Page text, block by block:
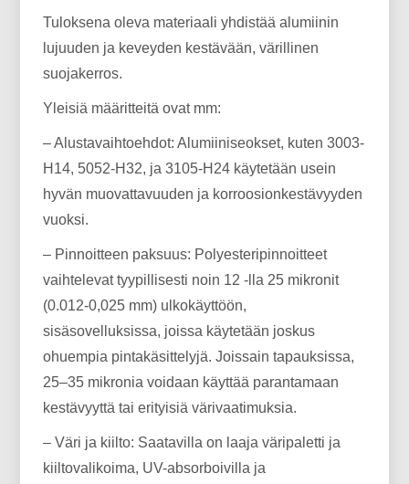
Tuloksena oleva materiaali yhdistää alumiinin
lujuuden ja keveyden kestävään, värillinen
suojakerros.
Yleisiä määritteitä ovat mm:
– Alustavaihtoehdot: Alumiiniseokset, kuten 3003-
H14, 5052-H32, ja 3105-H24 käytetään usein
hyvän muovattavuuden ja korroosionkestävyyden
vuoksi.
– Pinnoitteen paksuus: Polyesteripinnoitteet
vaihtelevat tyypillisesti noin 12 -lla 25 mikronit
(0.012-0,025 mm) ulkokäyttöön,
sisäsovelluksissa, joissa käytetään joskus
ohuempia pintakäsittelyjä. Joissain tapauksissa,
25–35 mikronia voidaan käyttää parantamaan
kestävyyttä tai erityisiä värivaatimuksia.
– Väri ja kiilto: Saatavilla on laaja väripaletti ja
kiiltovalikoima, UV-absorboivilla ja